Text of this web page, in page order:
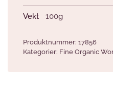
Vekt 100g
Produktnummer: 17856
Kategorier: Fine Organic